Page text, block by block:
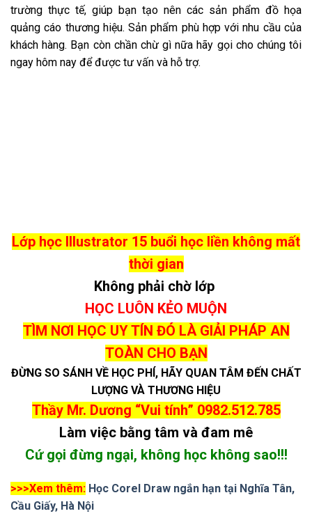
trường thực tế, giúp bạn tạo nên các sản phẩm đồ họa
quảng cáo thương hiệu. Sản phẩm phù hợp với nhu cầu của
khách hàng. Bạn còn chần chừ gì nữa hãy gọi cho chúng tôi
ngay hôm nay để được tư vấn và hỗ trợ.
Lớp học Illustrator 15 buổi học liền không mất
thời gian
Không phải chờ lớp
HỌC LUÔN KẺO MUỘN
TÌM NƠI HỌC UY TÍN ĐÓ LÀ GIẢI PHÁP AN
TOÀN CHO BẠN
ĐỪNG SO SÁNH VỀ HỌC PHÍ, HÃY QUAN TÂM ĐẾN CHẤT
LƯỢNG VÀ THƯƠNG HIỆU
Thầy Mr. Dương “Vui tính” 0982.512.785
Làm việc bằng tâm và đam mê
Cứ gọi đừng ngại, không học không sao!!!
>>>Xem thêm: Học Corel Draw ngắn hạn tại Nghĩa Tân,
Cầu Giấy, Hà Nội